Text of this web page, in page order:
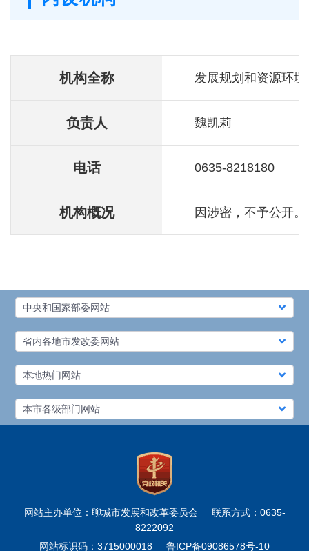
机构全称 发展规划和资源环境
负责人 魏凯莉
电话 0635-8218180
机构概况 因涉密，不予公开。
中央和国家部委网站
省内各地市发改委网站
本地热门网站
本市各级部门网站
网站主办单位：聊城市发展和改革委员会
联系方式：0635-
8222092
网站标识码：3715000018
鲁ICP备09086578号-10